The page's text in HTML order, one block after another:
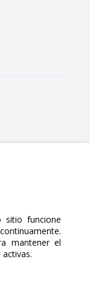
is Sábado,
sitio funcione
mantener el